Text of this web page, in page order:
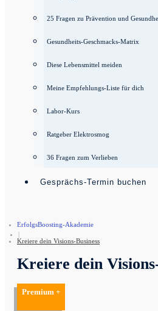
25 Fragen zu Prävention und
Gesundheits-Geschmacks-Matrix
Diese Lebensmittel meiden
Meine Empfehlungs-Liste für dich
Labor-Kurs
Ratgeber Elektrosmog
36 Fragen zum Verlieben
Gesprächs-Termin buchen
ErfolgsBoosting-Akademie
|
Kreiere dein Visions-Business
Kreiere dein
Premium +